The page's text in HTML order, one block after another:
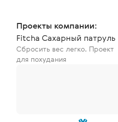
Проекты компании:
Fitcha Сахарный патруль
Сбросить вес легко. Проект
для похудания